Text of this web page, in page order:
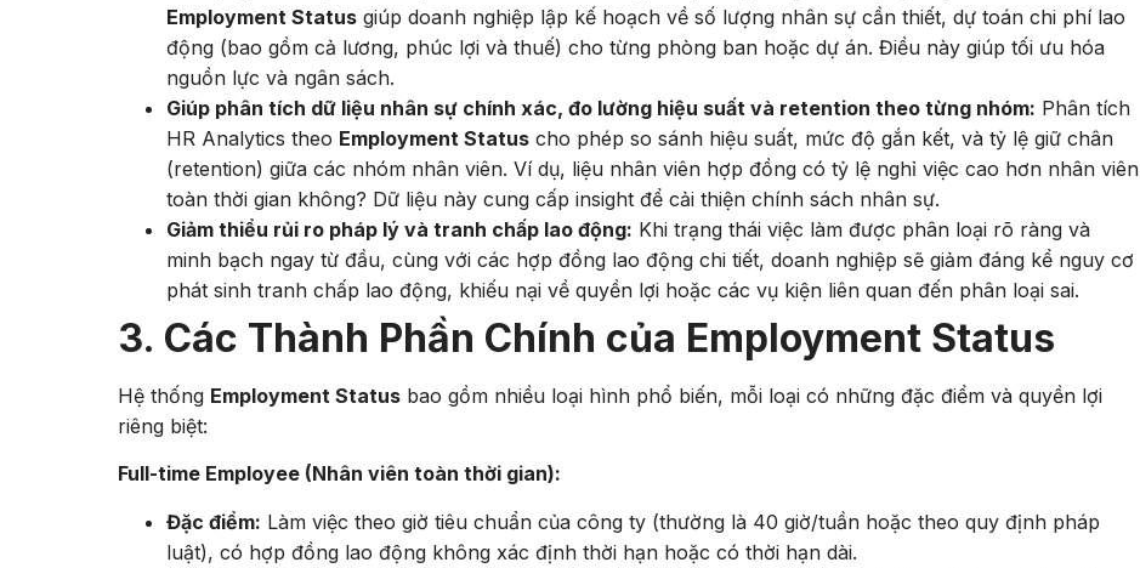
Employment Status giúp doanh nghiệp lập kế hoạch về số lượng nhân sự cần thiết, dự toán chi phí lao
động (bao gồm cả lương, phúc lợi và thuế) cho từng phòng ban hoặc dự án. Điều này giúp tối ưu hóa
nguồn lực và ngân sách.
Giúp phân tích dữ liệu nhân sự chính xác, đo lường hiệu suất và retention theo từng nhóm: Phân tích
HR Analytics theo Employment Status cho phép so sánh hiệu suất, mức độ gắn kết, và tỷ lệ giữ chân
(retention) giữa các nhóm nhân viên. Ví dụ, liệu nhân viên hợp đồng có tỷ lệ nghỉ việc cao hơn nhân viên
toàn thời gian không? Dữ liệu này cung cấp insight để cải thiện chính sách nhân sự.
Giảm thiểu rủi ro pháp lý và tranh chấp lao động: Khi trạng thái việc làm được phân loại rõ ràng và
minh bạch ngay từ đầu, cùng với các hợp đồng lao động chi tiết, doanh nghiệp sẽ giảm đáng kể nguy cơ
phát sinh tranh chấp lao động, khiếu nại về quyền lợi hoặc các vụ kiện liên quan đến phân loại sai.
3. Các Thành Phần Chính của Employment Status
Hệ thống Employment Status bao gồm nhiều loại hình phổ biến, mỗi loại có những đặc điểm và quyền lợi
riêng biệt:
Full-time Employee (Nhân viên toàn thời gian):
Đặc điểm: Làm việc theo giờ tiêu chuẩn của công ty (thường là 40 giờ/tuần hoặc theo quy định pháp
luật), có hợp đồng lao động không xác định thời hạn hoặc có thời hạn dài.